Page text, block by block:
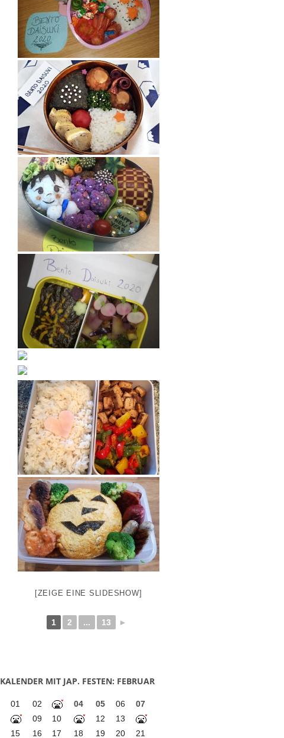
[ZEIGE EINE SLIDESHOW]
1 2 ... 13 ►
KALENDER MIT JAP. FESTEN: FEBRUAR
01 02 04 05 06
07
09
10 12
13
15
16 17 18 19 20 21